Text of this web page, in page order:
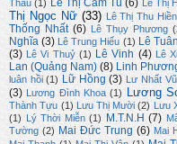
Thấu (1) Lê Thị Cẩm Tú (6) Lê Thị
Thị Ngọc Nữ (33) Lê Thị Thu Hiền
Thống Nhất (6) Lê Thụy Phương
Nghĩa (3) Lê Trung Hiếu (1) Lê
(3) Lê Vi Thuỷ (1) Lê Vinh (4) Lê
Lan (Quảng Nam) (8) Linh
luân hồi (1) Lữ Hồng (3) Lư Nhất Vũ
(3) Lương Đình Khoa (1) Lương
Thành Tựu (1) Lưu Thị Mười (2) Lưu
(1)
Lý Thời Miễn (1) M.T.N.H (7)
Tường (2) Mai Đức Trung (6) Mai